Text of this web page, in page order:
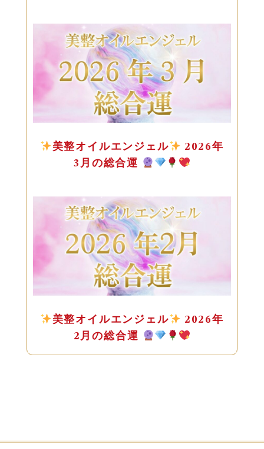
美整オイルエンジェル
2026年
3月の総合運
美整オイルエンジェル
2026年
2月の総合運